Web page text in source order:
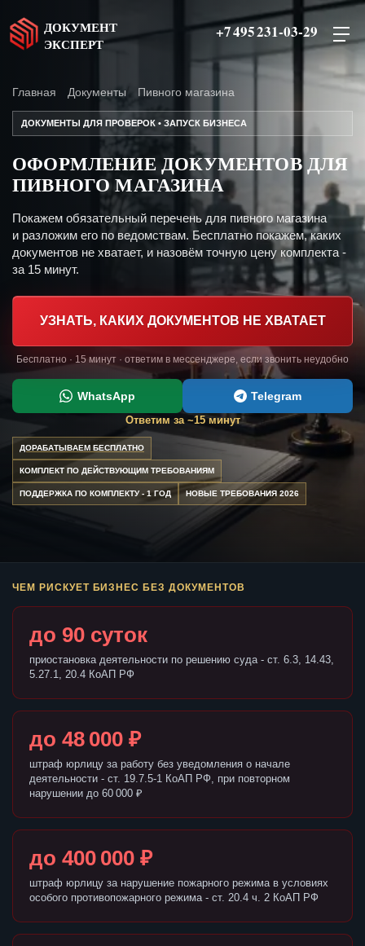
ДОКУМЕНТ
ЭКСПЕРТ
+7 495 231-03-29
Главная Документы Пивного магазина
ДОКУМЕНТЫ ДЛЯ ПРОВЕРОК • ЗАПУСК БИЗНЕСА
ОФОРМЛЕНИЕ ДОКУМЕНТОВ ДЛЯ
ПИВНОГО МАГАЗИНА
Покажем обязательный перечень для пивного магазина
и разложим его по ведомствам. Бесплатно покажем, каких
документов не хватает, и назовём точную цену комплекта -
за 15 минут.
УЗНАТЬ, КАКИХ ДОКУМЕНТОВ НЕ ХВАТАЕТ
Бесплатно · 15 минут · ответим в мессенджере, если звонить неудобно
WhatsApp Telegram
Ответим за ~15 минут
ДОРАБАТЫВАЕМ БЕСПЛАТНО
КОМПЛЕКТ ПО ДЕЙСТВУЮЩИМ ТРЕБОВАНИЯМ
ПОДДЕРЖКА ПО КОМПЛЕКТУ - 1 ГОД НОВЫЕ ТРЕБОВАНИЯ 2026
ЧЕМ РИСКУЕТ БИЗНЕС БЕЗ ДОКУМЕНТОВ
до 90 суток
приостановка деятельности по решению суда - ст. 6.3, 14.43,
5.27.1, 20.4 КоАП РФ
до 48 000 ₽
штраф юрлицу за работу без уведомления о начале
деятельности - ст. 19.7.5-1 КоАП РФ, при повторном
нарушении до 60 000 ₽
до 400 000 ₽
штраф юрлицу за нарушение пожарного режима в условиях
особого противопожарного режима - ст. 20.4 ч. 2 КоАП РФ